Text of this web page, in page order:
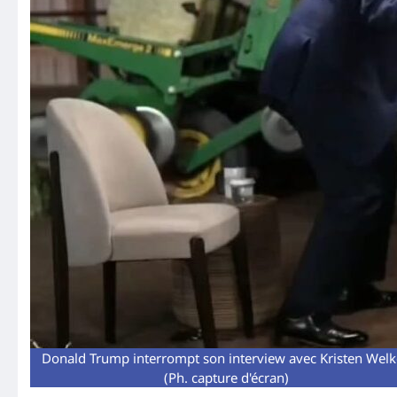
Donald Trump interrompt son interview avec Kristen
(Ph. capture d'écran)